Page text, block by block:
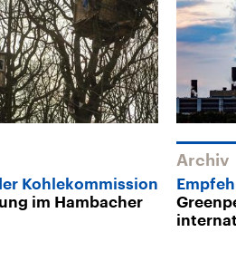
Kohlekommission
im Hambacher
Archiv